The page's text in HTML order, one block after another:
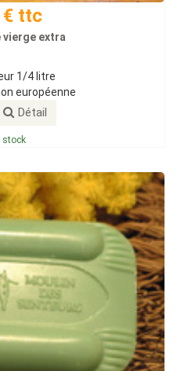
€ ttc
vierge extra
1/4 litre
européenne
Détail
stock